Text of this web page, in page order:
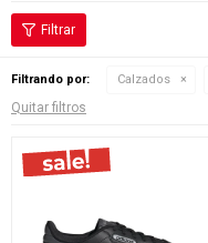
Filtrando por: Calzados
Quitar filtros